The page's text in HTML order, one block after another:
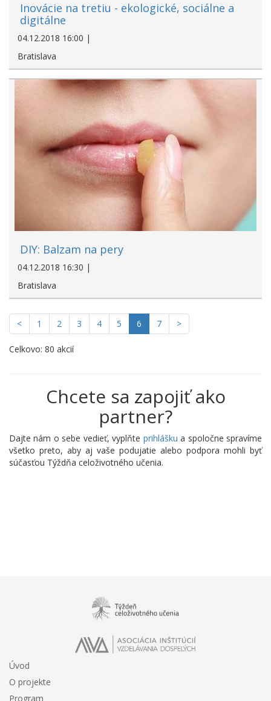
Inovácie na tretiu - ekologické, sociálne a
digitálne
04.12.2018 16:00 |
Bratislava
DIY: Balzam na pery
04.12.2018 16:30 |
Bratislava
< 1 2 3 4 5 6 7 >
Celkovo: 80 akcií
Chcete sa zapojiť ako
partner?
Dajte nám o sebe vedieť, vyplňte prihlášku a spoločne spravíme
všetko preto, aby aj vaše podujatie alebo podpora mohli byť
súčasťou Týždňa celoživotného učenia.
Úvod
O projekte
Program